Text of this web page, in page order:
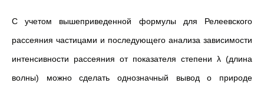
С учетом вышеприведенной формулы для Релеевского
рассеяния частицами и последующего анализа зависимости
интенсивности рассеяния от показателя степени λ (длина
волны) можно сделать однозначный вывод о природе